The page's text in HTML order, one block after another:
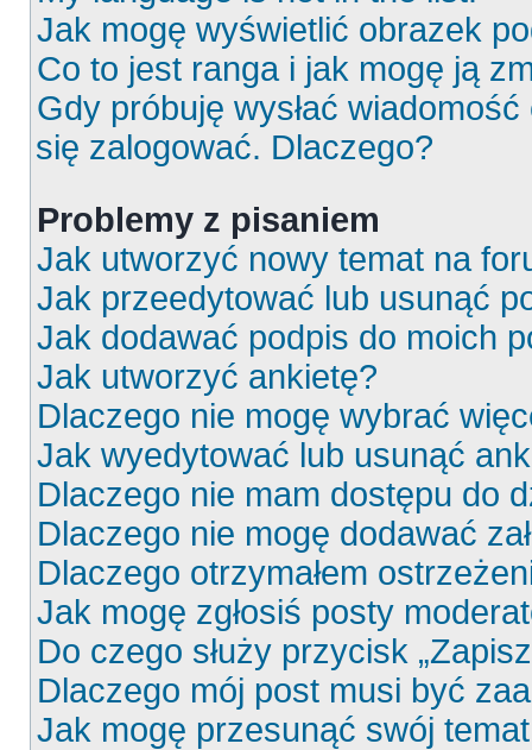
Jak mogę wyświetlić obrazek
Co to jest ranga i jak mogę ją
Gdy próbuję wysłać
się zalogować. Dlaczego?
Problemy z pisaniem
Jak utworzyć nowy temat na
Jak przeedytować lub usunąć
Jak dodawać podpis do moich
Jak utworzyć ankietę?
Dlaczego nie mogę wybrać
Jak wyedytować lub usunąć
Dlaczego nie mam dostępu do
Dlaczego nie mogę dodawać
Dlaczego otrzymałem
Jak mogę zgłosiś posty
Do czego służy przycisk
Dlaczego mój post musi być
Jak mogę przesunąć swój